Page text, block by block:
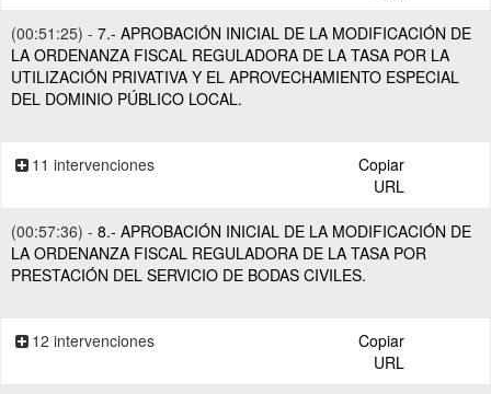
(00:51:25) - 7.- APROBACIÓN INICIAL DE LA MODIFICACIÓN DE
LA ORDENANZA FISCAL REGULADORA DE LA TASA POR LA
UTILIZACIÓN PRIVATIVA Y EL APROVECHAMIENTO ESPECIAL
DEL DOMINIO PÚBLICO LOCAL.
11 intervenciones
Copiar
URL
(00:57:36) - 8.- APROBACIÓN INICIAL DE LA MODIFICACIÓN DE
LA ORDENANZA FISCAL REGULADORA DE LA TASA POR
PRESTACIÓN DEL SERVICIO DE BODAS CIVILES.
12 intervenciones
Copiar
URL